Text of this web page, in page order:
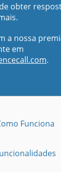
obter
a nossa
em
.
Funciona